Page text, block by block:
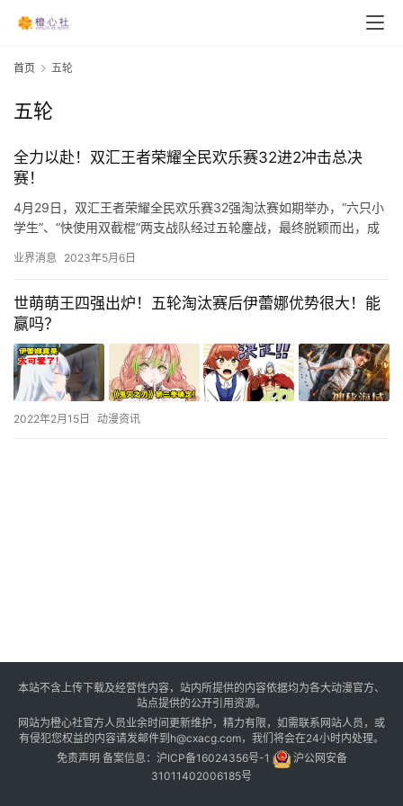
首页 五轮
五轮
全力以赴！双汇王者荣耀全民欢乐赛32进2冲击总决
赛！
4月29日，双汇王者荣耀全民欢乐赛32强淘汰赛如期举办，“六只小
学生”、“快使用双截棍”两支战队经过五轮鏖战，最终脱颖而出，成
业界消息 2023年5月6日
世萌萌王四强出炉！五轮淘汰赛后伊蕾娜优势很大！能
赢吗？
2022年2月15日 动漫资讯
本站不含上传下载及经营性内容，站内所提供的内容依据均为各大动漫官方、
站点提供的公开引用资源。
网站为橙心社官方人员业余时间更新维护，精力有限，如需联系网站人员，或
有侵犯您权益的内容请发邮件到h@cxacg.com，我们将会在24小时内处理。
免责声明 备案信息： 沪ICP备16024356号-1
沪公网安备
31011402006185号